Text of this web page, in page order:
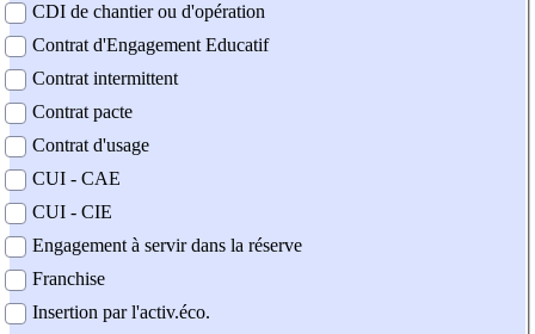
CDI de chantier ou d'opération
Contrat d'Engagement Educatif
Contrat intermittent
Contrat pacte
Contrat d'usage
CUI - CAE
CUI - CIE
Engagement à servir dans la réserve
Franchise
Insertion par l'activ.éco.